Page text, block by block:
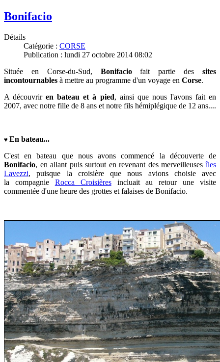
Bonifacio
Détails
Catégorie : CORSE
Publication : lundi 27 octobre 2014 08:02
Située en Corse-du-Sud, Bonifaciofait partie dessites
incontournables à mettre au programme d'un voyage en Corse.
A découvriren bateau et à pied, ainsi que nous l'avons faiten
2007, avec notre fille de 8 ans et notre fils hémiplégique de 12 ans....
♥ En bateau...
C'est en bateau que nous avons commencé la découverte de
Bonifacio, en allant puis surtout en revenant desmerveilleusesîles
Lavezzi, puisque la croisière que nous avions choisie avec
la compagnie Rocca Croisièresincluait au retour une visite
commentée d'une heure des grottes et falaises de Bonifacio.